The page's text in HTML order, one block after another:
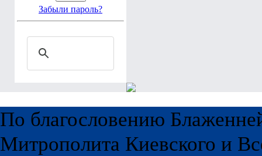
Забыли пароль?
По благословению
Митрополита Киевского и